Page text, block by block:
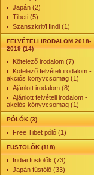
Japán (2)
Tibeti (5)
Szanszkrit/Hindi (1)
FELVÉTELI IRODALOM 2018-
2019 (14)
Kötelező irodalom (7)
Kötelező felvételi irodalom -
akciós könyvcsomag (1)
Ajánlott irodalom (8)
Ajánlott felvételi irodalom -
akciós könyvcsomag (1)
PÓLÓK (3)
Free Tibet póló (1)
FÜSTÖLŐK (118)
Indiai füstölők (73)
Japán füstölő (33)